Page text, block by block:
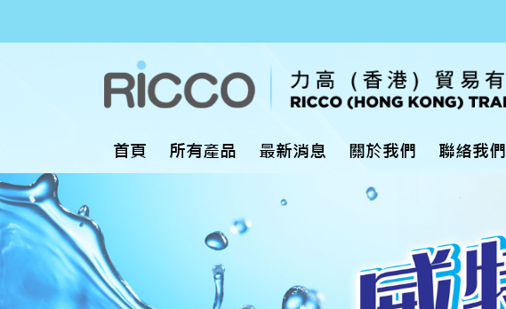
首頁 所有產品 最新消息 關於我們 聯絡我們